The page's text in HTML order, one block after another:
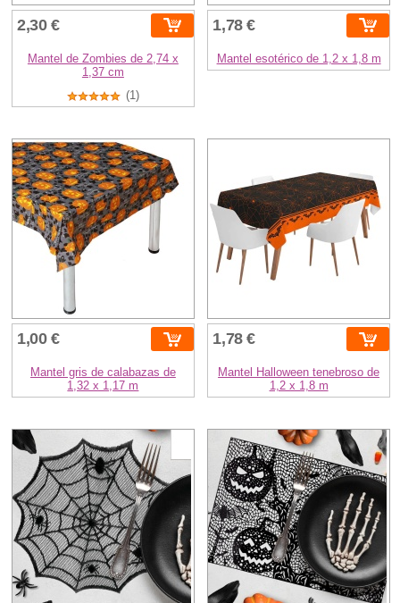
2,30 €
Mantel de Zombies de 2,74 x
1,37 cm
(1)
1,78 €
Mantel esotérico de 1,2 x 1,8 m
1,00 €
Mantel gris de calabazas de
1,32 x 1,17 m
1,78 €
Mantel Halloween tenebroso de
1,2 x 1,8 m